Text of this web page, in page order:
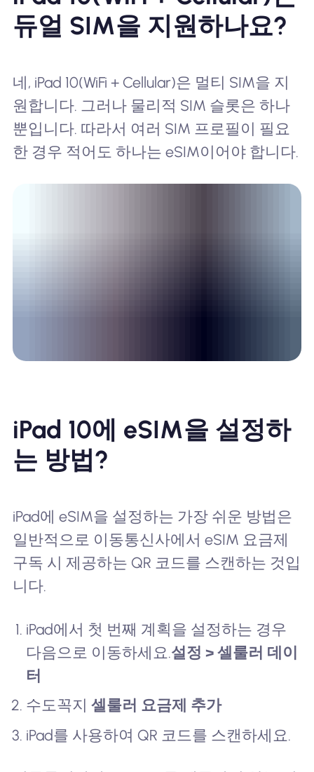
듀얼 SIM을 지원하나요?
네, iPad 10(WiFi + Cellular)은 멀티 SIM을 지
원합니다. 그러나 물리적 SIM 슬롯은 하나
뿐입니다. 따라서 여러 SIM 프로필이 필요
한 경우 적어도 하나는 eSIM이어야 합니다.
iPad 10에 eSIM을 설정하
는 방법?
iPad에 eSIM을 설정하는 가장 쉬운 방법은
일반적으로 이동통신사에서 eSIM 요금제
구독 시 제공하는 QR 코드를 스캔하는 것입
니다.
iPad에서 첫 번째 계획을 설정하는 경우
다음으로 이동하세요.설정 > 셀룰러 데이
터
수도꼭지셀룰러 요금제 추가
iPad를 사용하여 QR 코드를 스캔하세요.